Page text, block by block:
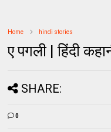
Home hindi stories
ए पगली | हिंदी
SHARE:
0